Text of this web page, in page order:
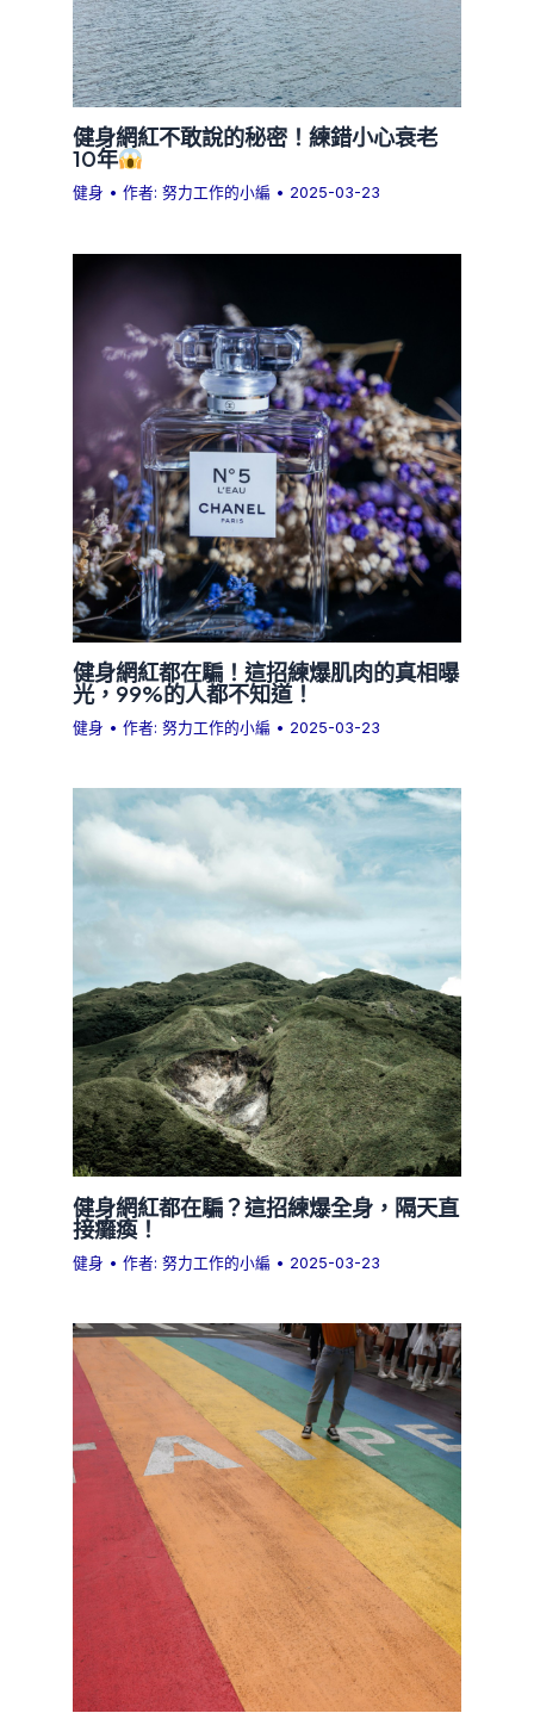
健身網紅不敢說的秘密！練錯小心衰老
10年
健身 • 作者:努力工作的小編 • 2025-03-23
健身網紅都在騙！這招練爆肌肉的真相曝
光，99%的人都不知道！
健身 • 作者:努力工作的小編 • 2025-03-23
健身網紅都在騙？這招練爆全身，隔天直
接癱瘓！
健身 • 作者:努力工作的小編 • 2025-03-23